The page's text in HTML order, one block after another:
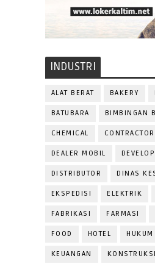
INDUSTRI
ALAT BERAT BAKERY
BATUBARA BIMBINGAN
CHEMICAL CONTRACTOR
DEALER MOBIL
DISTRIBUTOR DINAS
EKSPEDISI ELEKTRIK
FABRIKASI FARMASI
FOOD HOTEL HUKUM
KEUANGAN KONSTRUKSI